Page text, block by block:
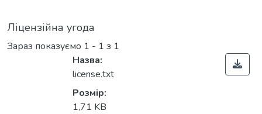
Ліцензійна угода
Зараз показуємо 1 - 1 з 1
Назва:
license.txt
Розмір:
1,71 KB